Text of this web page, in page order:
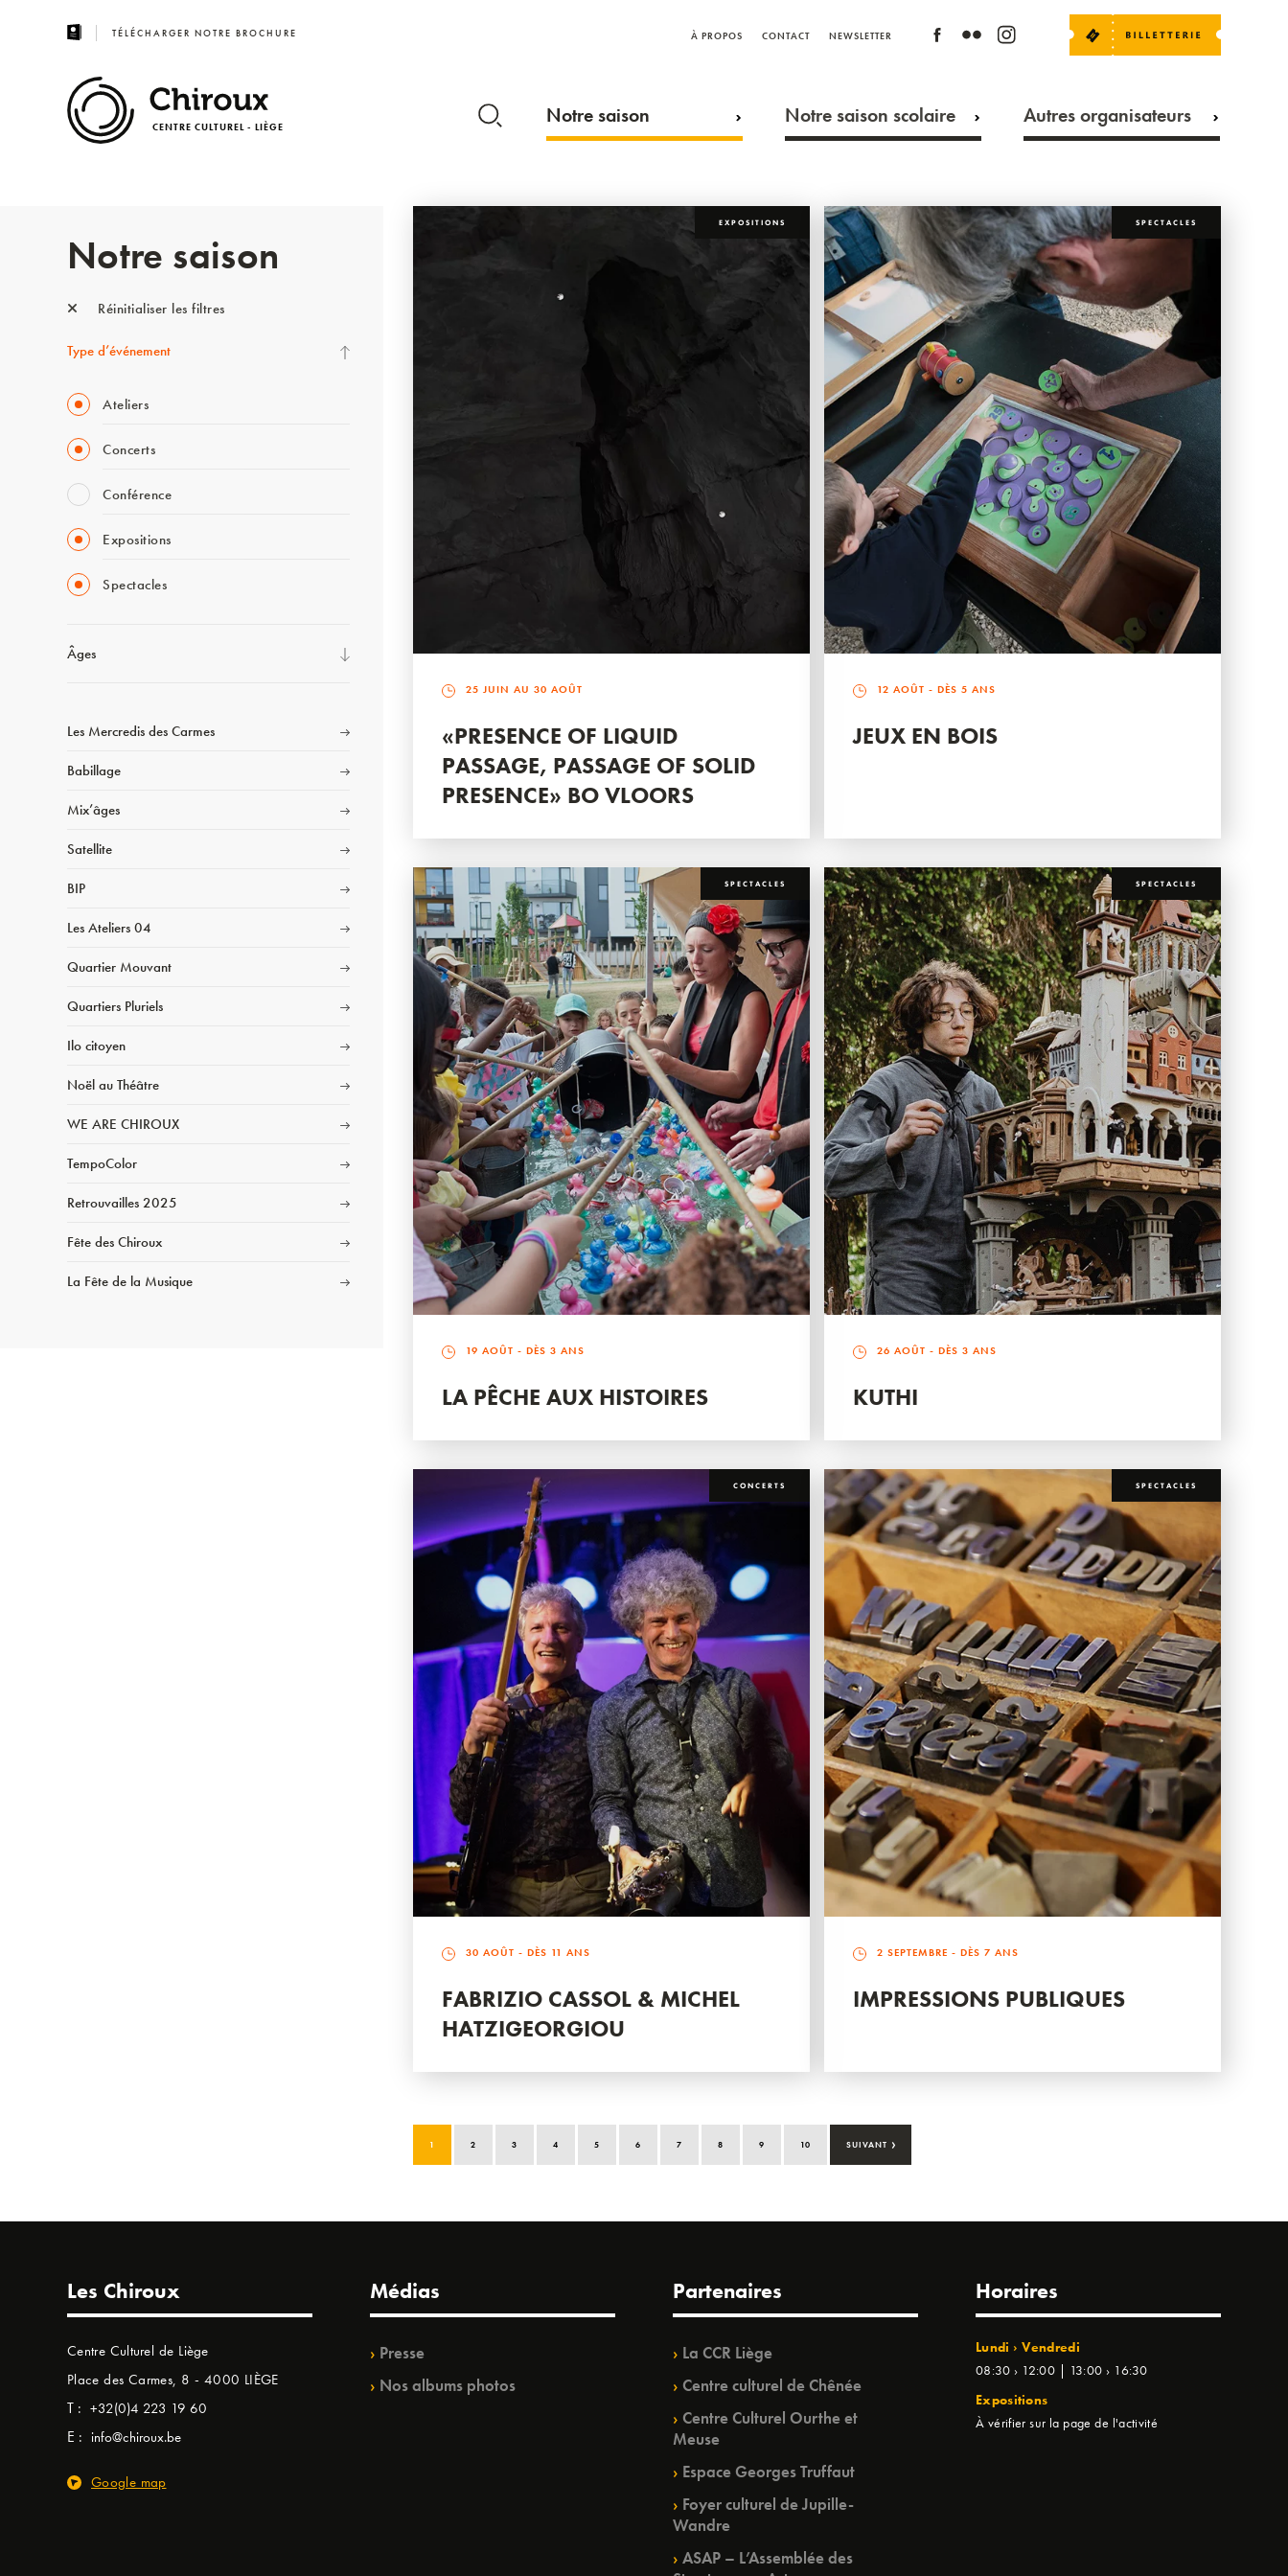
TÉLÉCHARGER NOTRE BROCHURE À PROPOS CONTACT NEWSLETTER
CENTRE CULTUREL - LIÈGE Notre saison Notre saison scolaire Autres organisateurs
Notre saison
Réinitialiser les filtres
Type d’événement
Ateliers
Concerts
Conférence
Expositions
Spectacles
Âges
Les Mercredis des Carmes
Babillage
Mix’âges
Satellite
BIP
Les Ateliers 04
Quartier Mouvant
Quartiers Pluriels
Ilo citoyen
Noël au Théâtre
WE ARE CHIROUX
TempoColor
Retrouvailles 2025
Fête des Chiroux
La Fête de la Musique
EXPOSITIONS
25 JUIN AU 30 AOÛT
«PRESENCE OF LIQUID
PASSAGE, PASSAGE OF SOLID
PRESENCE» BO VLOORS
SPECTACLES
12 AOÛT - DÈS 5 ANS
JEUX EN BOIS
SPECTACLES
19 AOÛT - DÈS 3 ANS
LA PÊCHE AUX HISTOIRES
SPECTACLES
26 AOÛT - DÈS 3 ANS
KUTHI
CONCERTS
30 AOÛT - DÈS 11 ANS
FABRIZIO CASSOL & MICHEL
HATZIGEORGIOU
SPECTACLES
2 SEPTEMBRE - DÈS 7 ANS
IMPRESSIONS PUBLIQUES
1 2 3 4 5 6 7 8 9 10 SUIVANT ›
Les Chiroux
Centre Culturel de Liège
Place des Carmes, 8 - 4000 LIÈGE
T : +32(0)4 223 19 60
E : info@chiroux.be
Google map
Médias
Presse
Nos albums photos
Partenaires
La CCR Liège
Centre culturel de Chênée
Centre Culturel Ourthe et
Meuse
Espace Georges Truffaut
Foyer culturel de Jupille-
Wandre
ASAP – L’Assemblée des
Horaires
Lundi › Vendredi
08:30 › 12:00 | 13:00 › 16:30
Expositions
À vérifier sur la page de l'activité